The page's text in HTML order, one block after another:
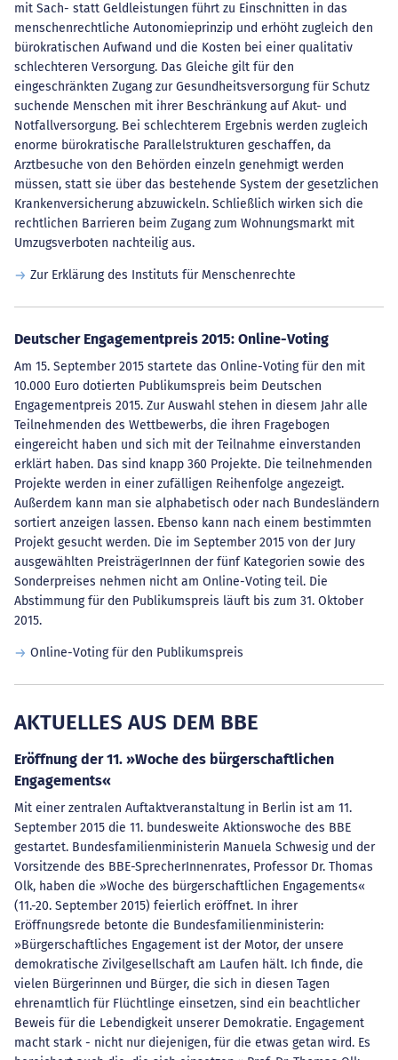
mit Sach- statt Geldleistungen führt zu Einschnitten in das
menschenrechtliche Autonomieprinzip und erhöht zugleich den
bürokratischen Aufwand und die Kosten bei einer qualitativ
schlechteren Versorgung. Das Gleiche gilt für den
eingeschränkten Zugang zur Gesundheitsversorgung für Schutz
suchende Menschen mit ihrer Beschränkung auf Akut- und
Notfallversorgung. Bei schlechterem Ergebnis werden zugleich
enorme bürokratische Parallelstrukturen geschaffen, da
Arztbesuche von den Behörden einzeln genehmigt werden
müssen, statt sie über das bestehende System der gesetzlichen
Krankenversicherung abzuwickeln. Schließlich wirken sich die
rechtlichen Barrieren beim Zugang zum Wohnungsmarkt mit
Umzugsverboten nachteilig aus.
Zur Erklärung des Instituts für Menschenrechte
Deutscher Engagementpreis 2015: Online-Voting
Am 15. September 2015 startete das Online-Voting für den mit
10.000 Euro dotierten Publikumspreis beim Deutschen
Engagementpreis 2015. Zur Auswahl stehen in diesem Jahr alle
Teilnehmenden des Wettbewerbs, die ihren Fragebogen
eingereicht haben und sich mit der Teilnahme einverstanden
erklärt haben. Das sind knapp 360 Projekte. Die teilnehmenden
Projekte werden in einer zufälligen Reihenfolge angezeigt.
Außerdem kann man sie alphabetisch oder nach Bundesländern
sortiert anzeigen lassen. Ebenso kann nach einem bestimmten
Projekt gesucht werden. Die im September 2015 von der Jury
ausgewählten PreisträgerInnen der fünf Kategorien sowie des
Sonderpreises nehmen nicht am Online-Voting teil. Die
Abstimmung für den Publikumspreis läuft bis zum 31. Oktober
2015.
Online-Voting für den Publikumspreis
AKTUELLES AUS DEM BBE
Eröffnung der 11. »Woche des bürgerschaftlichen
Engagements«
Mit einer zentralen Auftaktveranstaltung in Berlin ist am 11.
September 2015 die 11. bundesweite Aktionswoche des BBE
gestartet. Bundesfamilienministerin Manuela Schwesig und der
Vorsitzende des BBE-SprecherInnenrates, Professor Dr. Thomas
Olk, haben die »Woche des bürgerschaftlichen Engagements«
(11.-20. September 2015) feierlich eröffnet. In ihrer
Eröffnungsrede betonte die Bundesfamilienministerin:
»Bürgerschaftliches Engagement ist der Motor, der unsere
demokratische Zivilgesellschaft am Laufen hält. Ich finde, die
vielen Bürgerinnen und Bürger, die sich in diesen Tagen
ehrenamtlich für Flüchtlinge einsetzen, sind ein beachtlicher
Beweis für die Lebendigkeit unserer Demokratie. Engagement
macht stark - nicht nur diejenigen, für die etwas getan wird. Es